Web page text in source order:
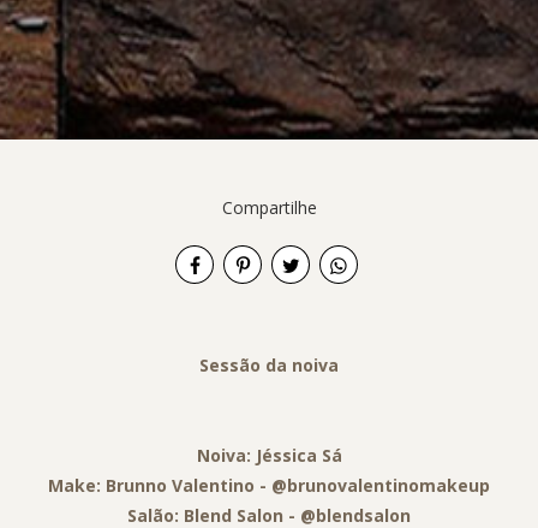
Compartilhe
Sessão da noiva
Noiva: Jéssica Sá
Make: Brunno Valentino - @brunovalentinomakeup
Salão: Blend Salon - @blendsalon